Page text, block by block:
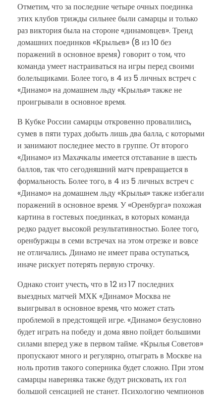
Отметим, что за последние четыре очных поединка
этих клубов трижды сильнее были самарцы и только
раз виктория была на стороне «динамовцев». Тренд
домашних поединков «Крыльев» (8 из 10 без
поражений в основное время) говорит о том, что
команда умеет настраиваться на игры перед своими
болельщиками. Более того, в 4 из 5 личных встреч с
«Динамо» на домашнем льду «Крылья» также не
проигрывали в основное время.
В Кубке России самарцы откровенно провалились,
сумев в пяти турах добыть лишь два балла, с которыми
и занимают последнее место в группе. От второго
«Динамо» из Махачкалы имеется отставание в шесть
баллов, так что сегодняшний матч превращается в
формальность. Более того, в 4 из 5 личных встреч с
«Динамо» на домашнем льду «Крылья» также избегали
поражений в основное время. У «Оренбурга» похожая
картина в гостевых поединках, в которых команда
редко радует высокой результативностью. Более того,
оренбуржцы в семи встречах на этом отрезке и вовсе
не отличались. Динамо не имеет права оступаться,
иначе рискует потерять первую строчку.
Однако стоит учесть, что в 12 из 17 последних
выездных матчей МХК «Динамо» Москва не
выигрывал в основное время, что может стать
проблемой в предстоящей игре. «Динамо» безусловно
будет играть на победу и дома явно пойдет большими
силами вперед уже в первом тайме. «Крылья Советов»
пропускают много и регулярно, отыграть в Москве на
ноль против такого соперника будет сложно. При этом
самарцы наверняка также будут рисковать, их гол
большой сенсацией не станет. Психологию чемпионов